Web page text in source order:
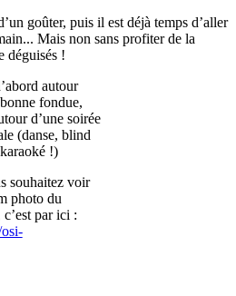
goûter, puis il est déjà temps d’aller
Mais non sans profiter de la
déguisés !
autour
fondue,
d’une soirée
(danse, blind
!)
souhaitez voir
photo du
c’est par ici :